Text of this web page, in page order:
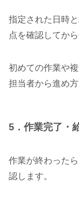
指定された日時
点を確認してか
初めての作業や
担当者から進め方
5．作業完了・
作業が終わった
認します。